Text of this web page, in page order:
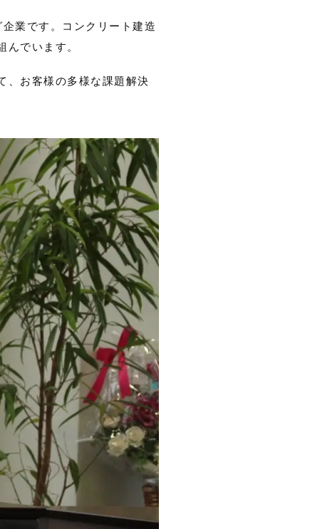
業です。コンクリート建造
でいます。
、お客様の多様な課題解決